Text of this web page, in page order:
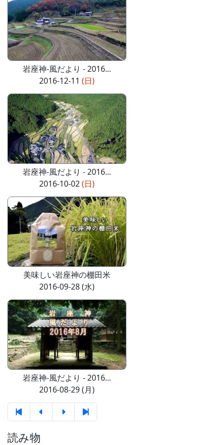
岩座神-風だより - 2016...
2016-12-11 (日)
岩座神-風だより - 2016...
2016-10-02(日)
美味しい岩座神の棚田米
2016-09-28 (水)
岩座神-風だより - 2016...
2016-08-29 (月)
読み物